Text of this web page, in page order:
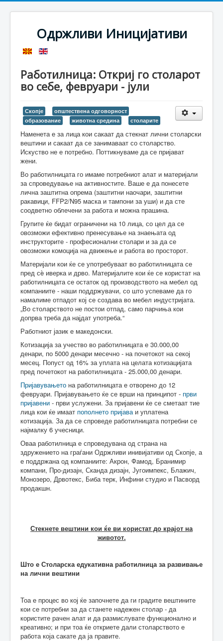
Одржливи Иницијативи
Работилница: Откриј го столарот
во себе, февруари - јули
Скопје
општествена одговорност
образование
животна средина столарите
Наменета е за лица кои сакаат да стекнат лични столарски
вештини и сакаат да се занимаваат со столарство.
Искуство не е потребно. Поттикнуваме да се пријават
жени.
Во работилницата го имаме потребниот алат и материјали
за спроведување на активностите. Ваше е да понесете
лична заштитна опрема (заштитни наочари, заштитни
ракавици, FFP2/N95 маска и тампони за уши) и да сте
соодветно облечени за работа и можна прашина.
Групите ќе бидат ограничени на 10 лица, со цел да се
овозможи ефективно пренесување на знаењата од
инструкторите - професионални столари и за да се
овозможи комоција на движење и работа во просторот.
Материјали кои ќе се употребуваат во работилницата се
пред сè иверка и дрво. Материјалите кои ќе се користат на
работилницата се остаток од производството на мебел од
компаниите - наши поддржувачи, со што успеваме да го
намалиме отпадот кој се создава во мебел индустријата.
„Во столарството не постои отпад, само парчиња кои
допрва треба да најдат употреба.“
Работниот јазик е македонски.
Котизација за учество во работилницата е 30.000,00
денари, по 5000 денари месечно - на почетокот на секој
месец. Попуст од 16% за уплата на целата котизацијата
пред почетокот на работилницата - 25.000,00 денари.
Пријавувањето на работилницата е отворено до 12
февруари. Пријавувањето ќе се врши на принципот - први
пријавени - први услужени. За пријавени ќе се сметаат тие
лица кои ќе имаат пополнето пријаваи уплатена
котизација. За да се спроведе работилницата потребни се
најмалку 6 учесници.
Оваа работилница е спроведувана од страна на
здружението на граѓани Одржливи инивијативи од Скопје, а
е поддржана од компаниите: Акрон, Фамод, Бранимир
компани, Про-дизајн, Сканда дизајн, Југоимпекс, Блажич,
Монозеро, Дрвотекс, Биба терк, Инфини студио и Пасворд
продакшн.
Стекнете вештини кои ќе ви користат до крајот на
животот.
Што е Столарска едукативна работилница за развивање
на лични вештини
Тоа е процес во кој ќе започнете да ги градите вештините
кои се потребни за да станете надежен столар - да
користите рачен алат и да размислувате функционално и
креативно; и при тоа ќе откриете дали столарството е
работа која сакате да ја правите.